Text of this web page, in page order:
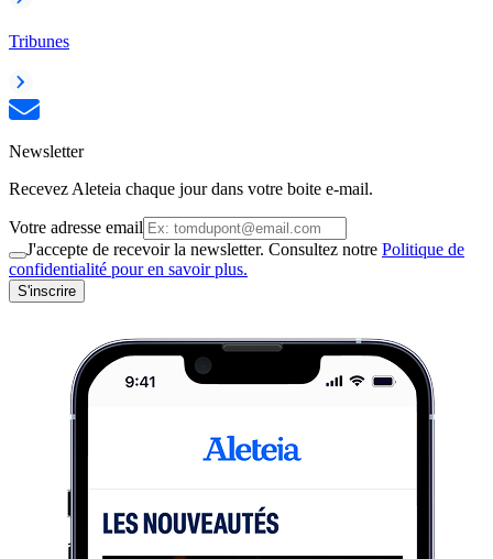
Tribunes
Newsletter
Recevez Aleteia chaque jour dans votre boite e-mail.
Votre adresse email
J'accepte de recevoir la newsletter. Consultez notre Politique de
confidentialité pour en savoir plus.
S'inscrire